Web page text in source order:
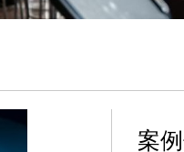
案